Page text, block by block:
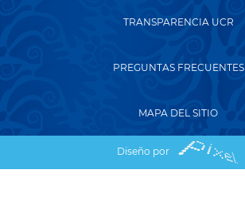
TRANSPARENCIA UCR
PREGUNTAS FRECUENTES
MAPA DEL SITIO
Diseño por